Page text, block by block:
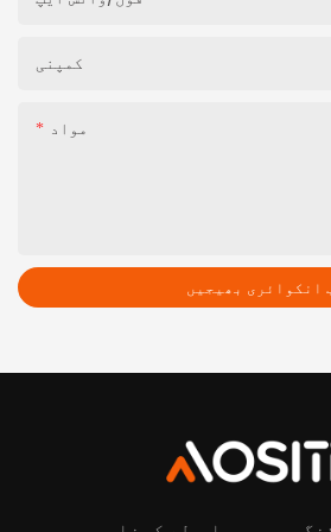
کمپنی
مواد
انکوائری بھیجیں